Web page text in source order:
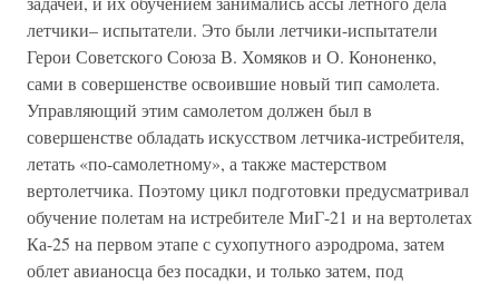
летчики– испытатели. Это были летчики-испытатели
Герои Советского Союза В. Хомяков и О. Кононенко,
сами в совершенстве освоившие новый тип самолета.
Управляющий этим самолетом должен был в
совершенстве обладать искусством летчика-истребителя,
летать «по-самолетному», а также мастерством
вертолетчика. Поэтому цикл подготовки предусматривал
обучение полетам на истребителе МиГ-21 и на вертолетах
Ка-25 на первом этапе с сухопутного аэродрома, затем
облет авианосца без посадки, и только затем, под